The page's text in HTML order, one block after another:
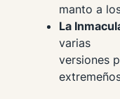
manto a
La
varias
versiones